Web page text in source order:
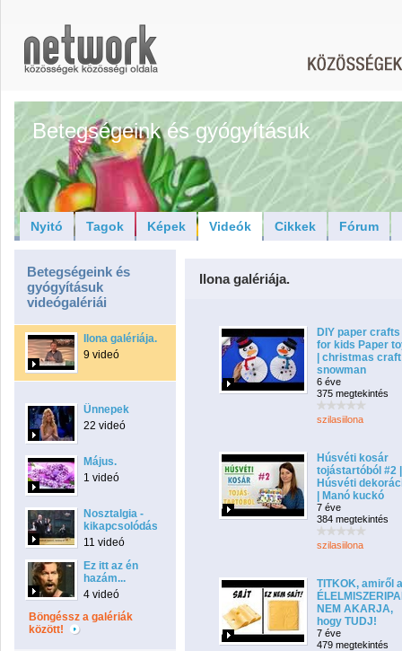
Betegségeink és gyógyításuk
Nyitó Tagok Képek Videók Cikkek Fórum
Betegségeink és
gyógyításuk
videógalériái
Ilona galériája.
9 videó
Ünnepek
22 videó
Május.
1 videó
Nosztalgia -
kikapcsolódás
11 videó
Ez itt az én
hazám...
4 videó
Böngéssz a galériák
között!
Ilona galériája.
DIY paper crafts
for kids Paper
| christmas craft
snowman
6 éve
375 megtekintés
szilasiilona
Húsvéti kosár
tojástartóból #2 |
Húsvéti
| Manó kuckó
7 éve
384 megtekintés
szilasiilona
TITKOK, amiről
NEM AKARJA,
hogy TUDJ!
7 éve
479 megtekintés